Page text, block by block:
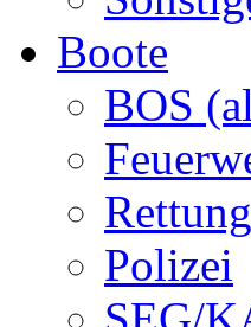
Boote
BOS
Polizei